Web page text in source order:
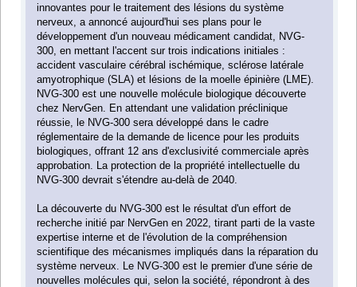
innovantes pour le traitement des lésions du système
nerveux, a annoncé aujourd'hui ses plans pour le
développement d'un nouveau médicament candidat, NVG-
300, en mettant l'accent sur trois indications initiales :
accident vasculaire cérébral ischémique, sclérose latérale
amyotrophique (SLA) et lésions de la moelle épinière (LME).
NVG-300 est une nouvelle molécule biologique découverte
chez NervGen. En attendant une validation préclinique
réussie, le NVG-300 sera développé dans le cadre
réglementaire de la demande de licence pour les produits
biologiques, offrant 12 ans d'exclusivité commerciale après
approbation. La protection de la propriété intellectuelle du
NVG-300 devrait s'étendre au-delà de 2040.
La découverte du NVG-300 est le résultat d'un effort de
recherche initié par NervGen en 2022, tirant parti de la vaste
expertise interne et de l'évolution de la compréhension
scientifique des mécanismes impliqués dans la réparation du
système nerveux. Le NVG-300 est le premier d'une série de
nouvelles molécules qui, selon la société, répondront à des